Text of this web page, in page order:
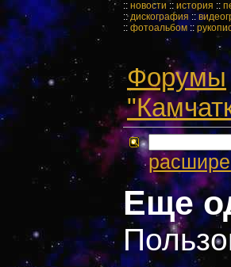
:: новости :: история ::
::дискография ::
:: фотоальбом::
Форумы
Еще